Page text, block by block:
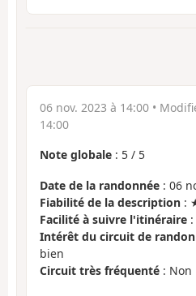
06 nov. 2023 à 14:00 •
14:00
Note globale : 5 / 5
Date de la randonnée : 06
Fiabilité de la description :
Facilité à suivre l'itinéraire
Intérêt du circuit de
bien
Circuit très fréquenté : Non